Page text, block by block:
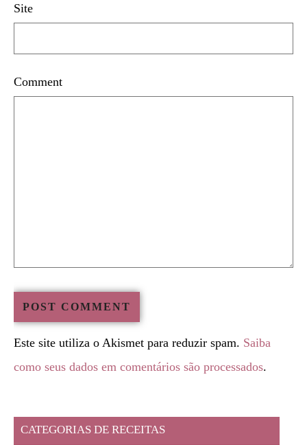
Site
Comment
Este site utiliza o Akismet para reduzir spam. Saiba
como seus dados em comentários são processados.
CATEGORIAS DE RECEITAS